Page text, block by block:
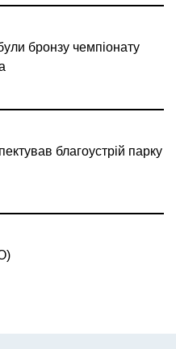
бронзу чемпіонату
благоустрій парку